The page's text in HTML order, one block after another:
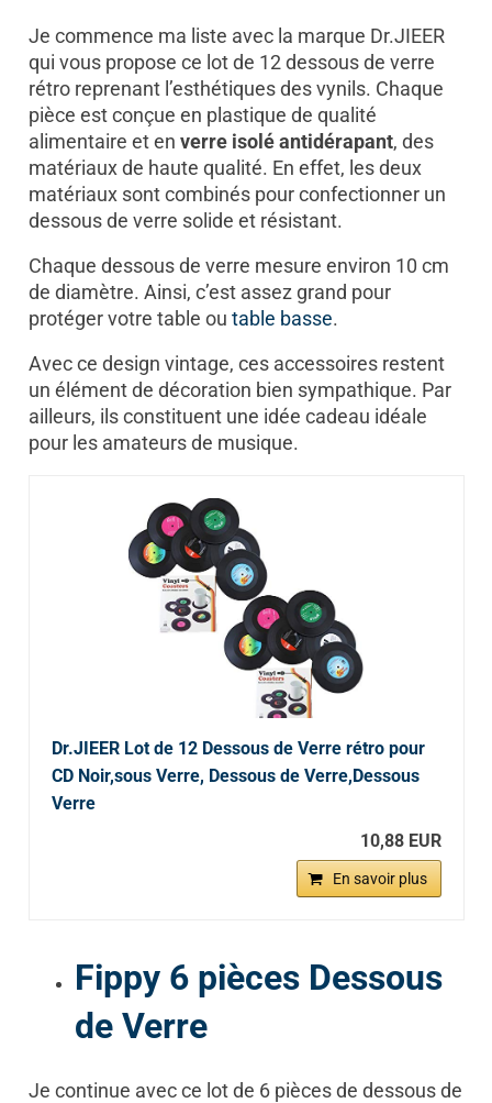
Je commence ma liste avec la marque Dr.JIEER
qui vous propose ce lot de 12 dessous de verre
rétro reprenant l’esthétiques des vynils. Chaque
pièce est conçue en plastique de qualité
alimentaire et en verre isolé antidérapant, des
matériaux de haute qualité. En effet, les deux
matériaux sont combinés pour confectionner un
dessous de verre solide et résistant.
Chaque dessous de verre mesure environ 10 cm
de diamètre. Ainsi, c’est assez grand pour
protéger votre table ou table basse.
Avec ce design vintage, ces accessoires restent
un élément de décoration bien sympathique. Par
ailleurs, ils constituent une idée cadeau idéale
pour les amateurs de musique.
Dr.JIEER Lot de 12 Dessous de Verre rétro pour
CD Noir,sous Verre, Dessous de Verre,Dessous
Verre
10,88 EUR
En savoir plus
Fippy 6 pièces Dessous
de Verre
Je continue avec ce lot de 6 pièces de dessous de